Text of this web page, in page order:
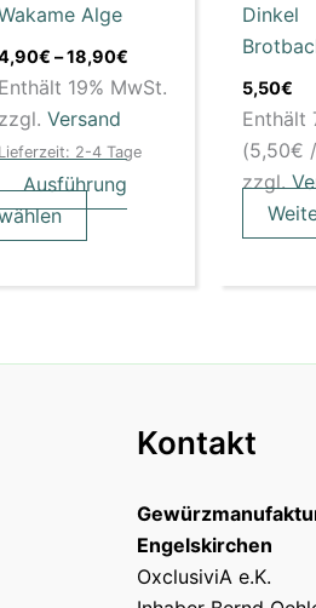
Alge
€ –18,90€
Enthält 19% MwSt.
zzgl.Versand
Lieferzeit: 2-4 Tage
Ausführung
auf
der
Produktseite
gewählt
werden
Dinkel
5,50€
Enthält
(5,50€
zzgl.
Kontakt
Engelskirchen
OxclusiviA e.K.